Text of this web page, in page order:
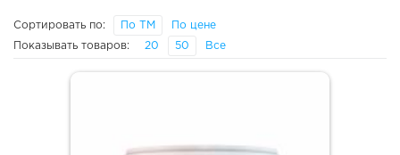
Сортировать по: По ТМ По цене
Показывать товаров: 20 50 Все